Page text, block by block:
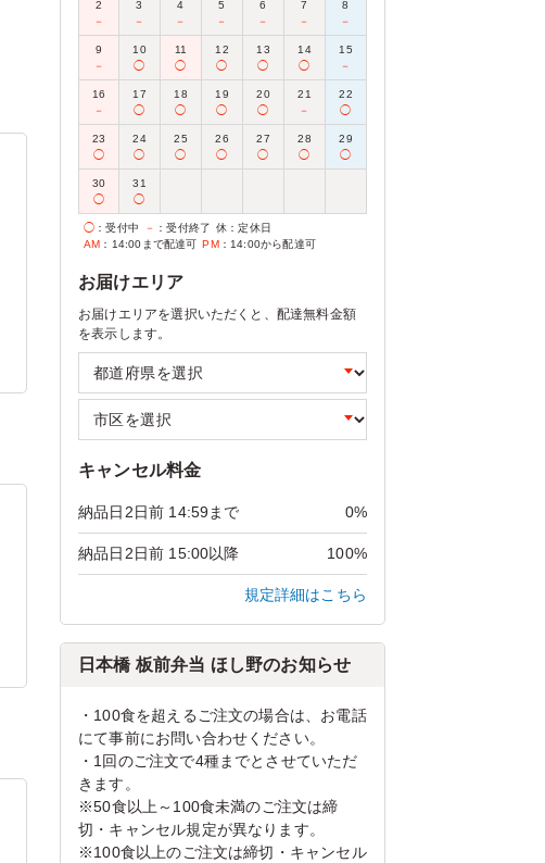
2
－
3
－
4
－
5
－
6
－
7
－
8
－
9
－
10
◯
11
◯
12
◯
13
◯
14
◯
15
－
16
－
17
◯
18
◯
19
◯
20
◯
21
－
22
◯
23
◯
24
◯
25
◯
26
◯
27
◯
28
◯
29
◯
30
◯
31
◯
◯ ：受付中 － ：受付終了 休 ：定休日
AM ：14:00まで配達可 PM：14:00から配達可
お届けエリア
お届けエリアを選択いただくと、配達無料金額
を表示します。
キャンセル料金
納品日2日前 14:59まで 0%
納品日2日前 15:00以降 100%
規定詳細はこちら
日本橋 板前弁当 ほし野のお知らせ
・100食を超えるご注文の場合は、お電話
にて事前にお問い合わせください。
・1回のご注文で4種までとさせていただ
きます。
※50食以上～100食未満のご注文は締
切・キャンセル規定が異なります。
※100食以上のご注文は締切・キャンセル